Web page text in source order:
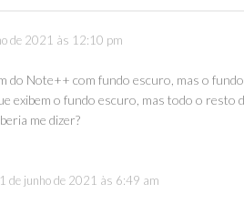
de 2021 às 12:10 pm
do Note++ com fundo escuro, mas o
exibem o fundo escuro, mas todo o resto
me dizer?
de junho de 2021 às 6:49 am